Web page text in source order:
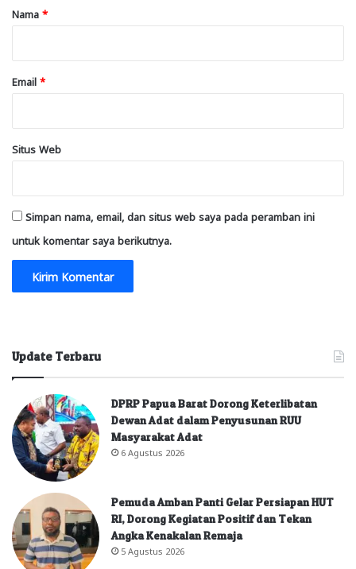
rNama *
Email *
Situs Web
Simpan nama, email, dan situs web saya pada peramban ini
untuk komentar saya berikutnya.
Update Terbaru
DPRP Papua Barat Dorong Keterlibatan
Dewan Adat dalam Penyusunan RUU
Masyarakat Adat
6 Agustus 2026
Pemuda Amban Panti Gelar Persiapan HUT
RI, Dorong Kegiatan Positif dan Tekan
Angka Kenakalan Remaja
5 Agustus 2026